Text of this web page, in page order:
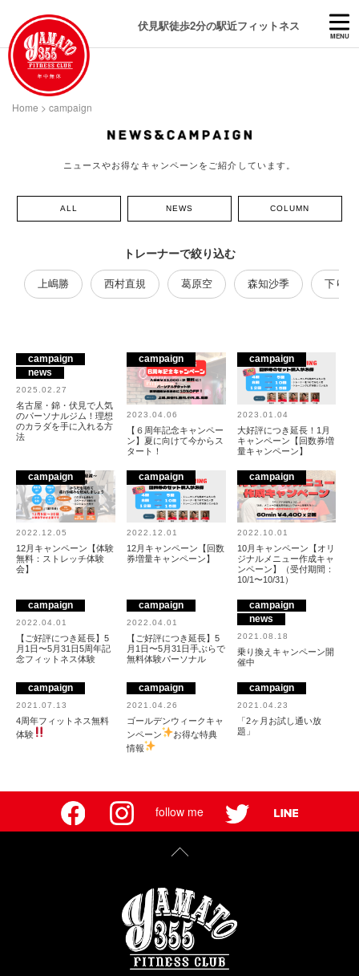
伏見駅徒歩2分の駅近フィットネス
MENU
Home > campaign
ニュースやお得なキャンペーンをご紹介しています。
ALL NEWS COLUMN
トレーナーで絞り込む
上嶋勝 西村直規 葛原空 森知沙季 下り
campaign
news
2025.02.27
名古屋・錦・伏見で人気
のパーソナルジム！理想
のカラダを手に入れる方
法
campaign
2023.04.06
【６周年記念キャンペー
ン】夏に向けて今からス
タート！
campaign
2023.01.04
大好評につき延長！1月
キャンペーン【回数券増
量キャンペーン】
campaign
2022.12.05
12月キャンペーン【体験
無料：ストレッチ体験
会】
campaign
2022.12.01
12月キャンペーン【回数
券増量キャンペーン】
campaign
2022.10.01
10月キャンペーン【オリ
ジナルメニュー作成キャ
ンペーン】（受付期間：
10/1〜10/31）
campaign
2022.04.01
【ご好評につき延長】5
月1日〜5月31日5周年記
念フィットネス体験
campaign
2022.04.01
【ご好評につき延長】5
月1日〜5月31日手ぶらで
無料体験パーソナル
campaign
news
2021.08.18
乗り換えキャンペーン開
催中
campaign
2021.07.13
4周年フィットネス無料
体験
campaign
2021.04.26
ゴールデンウィークキャ
ンペーン
お得な特典
情報
campaign
2021.04.23
「2ヶ月お試し通い放
題」
follow me